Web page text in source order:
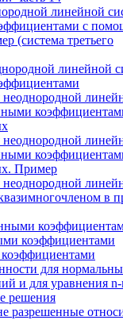
линейной
с
(система третьего
линейной
Пример
в
коэффициентами
для
и для уравнения n-
решения
разрешенные